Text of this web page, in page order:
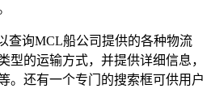
查询MCL船公司提供的各种物流
型的运输方式，并提供详细信息，
。还有一个专门的搜索框可供用户